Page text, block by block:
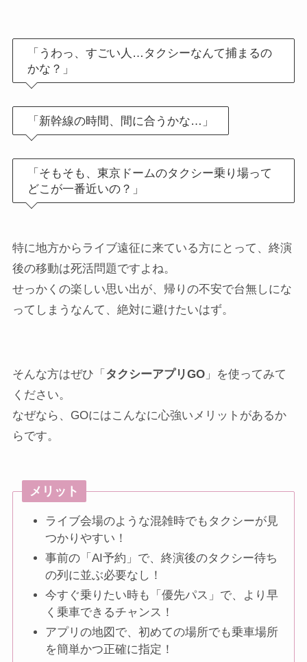
「うわっ、すごい人…タクシーなんて捕まるの
かな？」
「新幹線の時間、間に合うかな…」
「そもそも、東京ドームのタクシー乗り場って
どこが一番近いの？」
特に地方からライブ遠征に来ている方にとって、終演
後の移動は死活問題ですよね。
せっかくの楽しい思い出が、帰りの不安で台無しにな
ってしまうなんて、絶対に避けたいはず。
そんな方はぜひ「 タクシーアプリGO」を使ってみて
ください。
なぜなら、GOにはこんなに心強いメリットがあるか
らです。
メリット
ライブ会場のような混雑時でもタクシーが見
つかりやすい！
事前の「AI予約」で、終演後のタクシー待ち
の列に並ぶ必要なし！
今すぐ乗りたい時も「優先パス」で、より早
く乗車できるチャンス！
アプリの地図で、初めての場所でも乗車場所
を簡単かつ正確に指定！